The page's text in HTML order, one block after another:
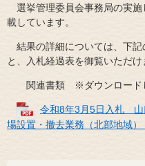
選挙管理委員会事務局の実施
載しています。
結果の詳細については、下記
と、入札経過表を御覧いただけ
関連書類 ※ダウンロードし
令和8年3月5日入札 山
場設置・撤去業務（北部地域